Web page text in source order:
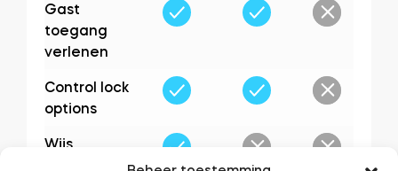
Gast
toegang
verlenen
Control lock
options
Wijs
beheerders